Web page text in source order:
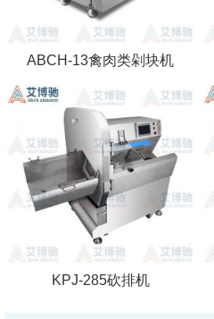
ABCH-13禽肉类剁块机
KPJ-285砍排机